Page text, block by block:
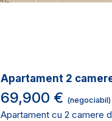
Apartament 2
69,900 € (negociabil)
Apartament cu 2 camere